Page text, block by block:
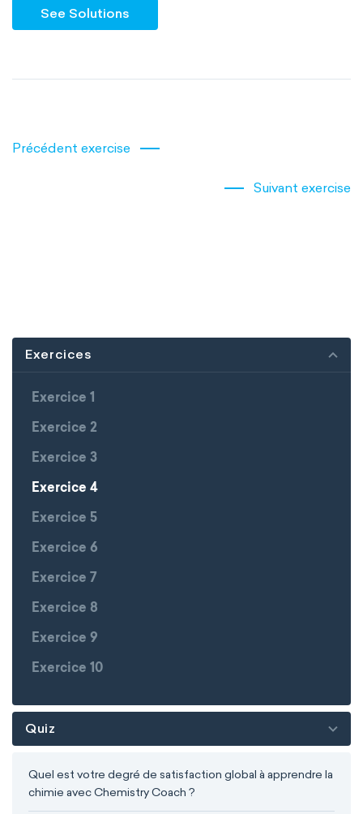
See Solutions
Précédent exercise
Suivant exercise
Exercices
Exercice 1
Exercice 2
Exercice 3
Exercice 4
Exercice 5
Exercice 6
Exercice 7
Exercice 8
Exercice 9
Exercice 10
Quiz
Quel est votre degré de satisfaction global à apprendre la
chimie avec Chemistry Coach ?